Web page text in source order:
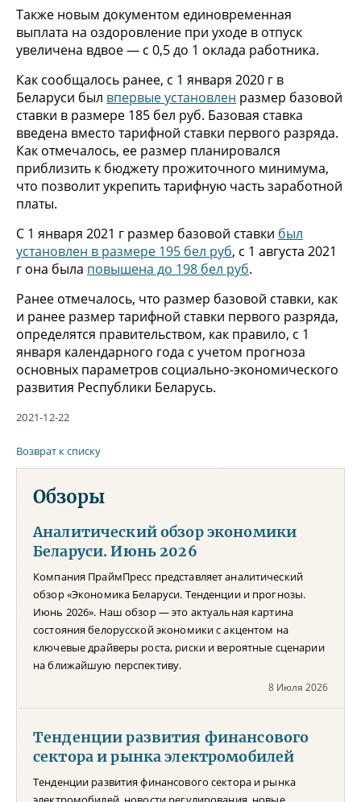
Также новым документом единовременная
выплата на оздоровление при уходе в отпуск
увеличена вдвое — с 0,5 до 1 оклада работника.
Как сообщалось ранее, с 1 января 2020 г в
Беларуси был впервые установлен размер базовой
ставки в размере 185 бел руб. Базовая ставка
введена вместо тарифной ставки первого разряда.
Как отмечалось, ее размер планировался
приблизить к бюджету прожиточного минимума,
что позволит укрепить тарифную часть заработной
платы.
С 1 января 2021 г размер базовой ставки был
установлен в размере 195 бел руб, с 1 августа 2021
г она была повышена до 198 бел руб.
Ранее отмечалось, что размер базовой ставки, как
и ранее размер тарифной ставки первого разряда,
определятся правительством, как правило, с 1
января календарного года с учетом прогноза
основных параметров социально-экономического
развития Республики Беларусь.
2021-12-22
Возврат к списку
Обзоры
Аналитический обзор экономики
Беларуси. Июнь 2026
Компания ПраймПресс представляет аналитический
обзор «Экономика Беларуси. Тенденции и прогнозы.
Июнь 2026». Наш обзор — это актуальная картина
состояния белорусской экономики с акцентом на
ключевые драйверы роста, риски и вероятные сценарии
на ближайшую перспективу.
8 Июля 2026
Тенденции развития финансового
сектора и рынка электромобилей
Тенденции развития финансового сектора и рынка